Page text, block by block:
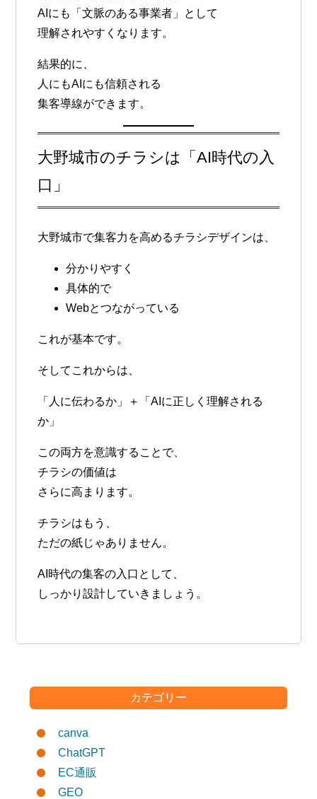
AIにも「文脈のある事業者」として
理解されやすくなります。
結果的に、
人にもAIにも信頼される
集客導線ができます。
大野城市のチラシは「AI時代の入
口」
大野城市で集客力を高めるチラシデザインは、
分かりやすく
具体的で
Webとつながっている
これが基本です。
そしてこれからは、
「人に伝わるか」＋「AIに正しく理解される
か」
この両方を意識することで、
チラシの価値は
さらに高まります。
チラシはもう、
ただの紙じゃありません。
AI時代の集客の入口 として、
しっかり設計していきましょう。
カテゴリー
canva
ChatGPT
EC通販
GEO